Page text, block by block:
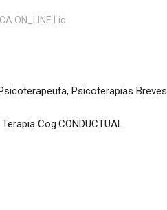
ON_LINE Lic
Psicoterapias Breves
Cog.CONDUCTUAL